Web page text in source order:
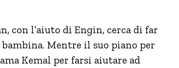
con l’aiuto di Engin, cerca di far
Mentre il suo piano per
Kemal per farsi aiutare ad